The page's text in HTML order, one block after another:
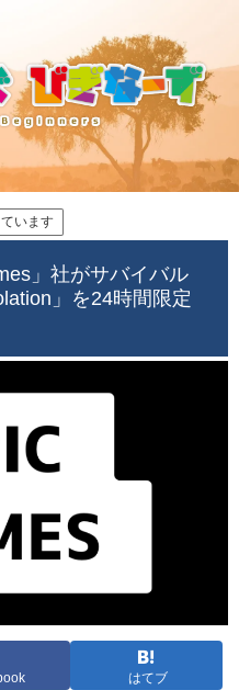
います
」社がサバイバル
」を24時間限定
はてブ